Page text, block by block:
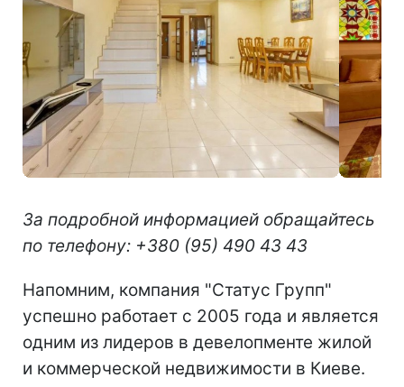
За подробной информацией обращайтесь
по телефону: +380 (95) 490 43 43
Напомним, компания "Статус Групп"
успешно работает с 2005 года и является
одним из лидеров в девелопменте жилой
и коммерческой недвижимости в Киеве.